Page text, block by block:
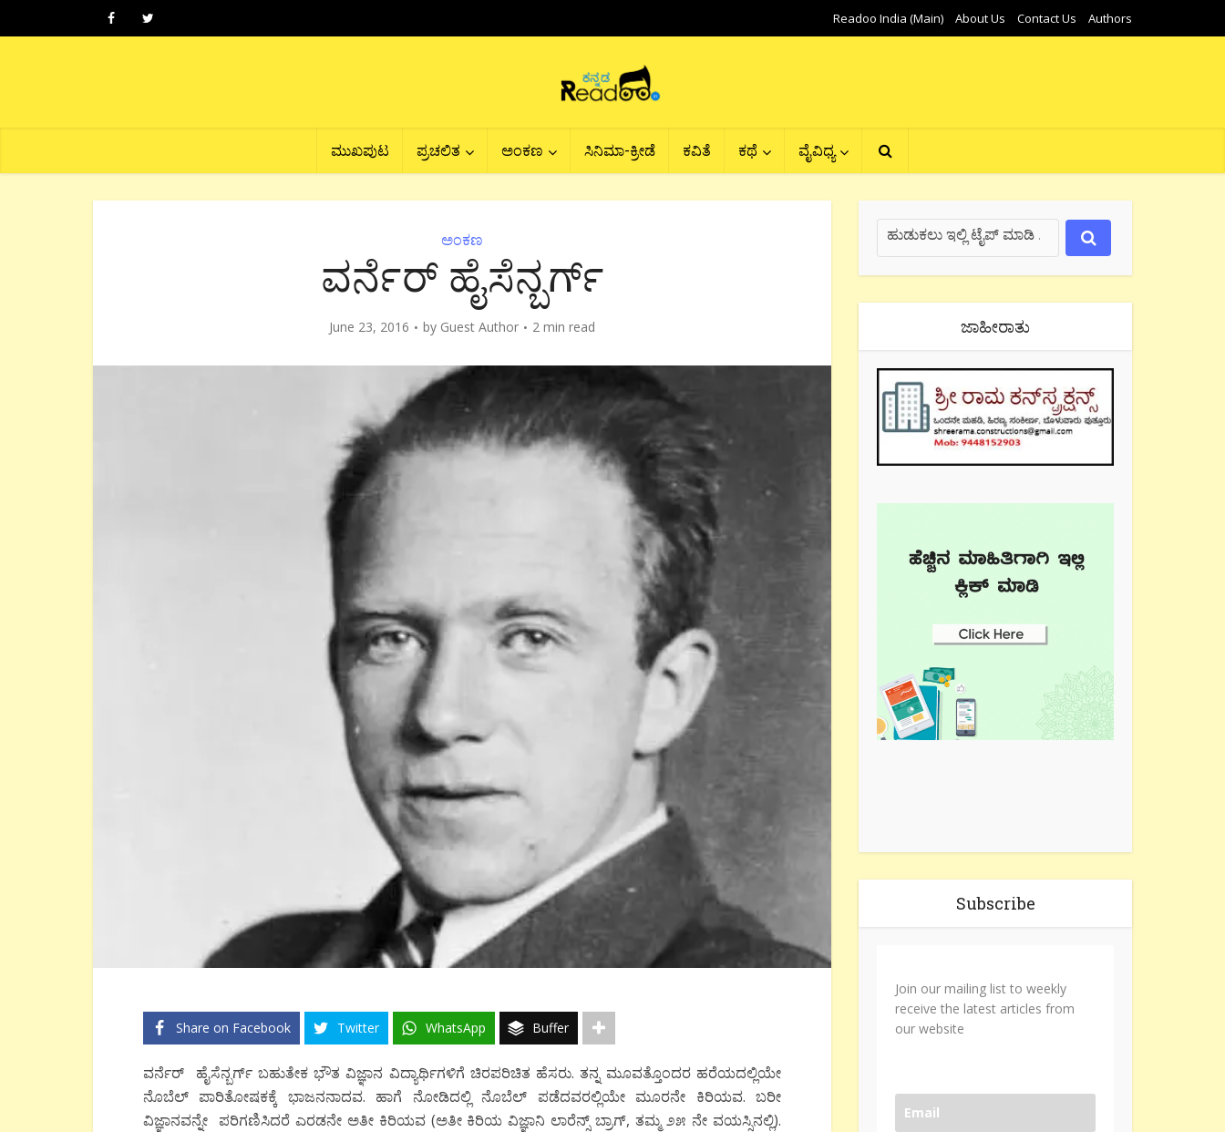
Readoo India (Main) About Us Contact Us Authors
ಮುಖಪುಟ ಪ್ರಚಲಿತ ಅಂಕಣ ಸಿನಿಮಾ-ಕ್ರೀಡೆ ಕವಿತೆ ಕಥೆ ವೈವಿಧ್ಯ
ಅಂಕಣ
ವರ್ನೆರ್ ಹೈಸೆನ್ಬರ್ಗ್
June 23, 2016 by Guest Author 2 min read
Share on Facebook Twitter WhatsApp Buffer
ವರ್ನೆರ್
ಹೈಸೆನ್ಬರ್ಗ್ ಬಹುತೇಕ ಭೌತ ವಿಜ್ಞಾನ ವಿದ್ಯಾರ್ಥಿಗಳಿಗೆ ಚಿರಪರಿಚಿತ ಹೆಸರು. ತನ್ನ ಮೂವತ್ತೊಂದರ ಹರೆಯದಲ್ಲಿಯೇ
ನೊಬೆಲ್ ಪಾರಿತೋಷಕಕ್ಕೆ ಭಾಜನನಾದವ. ಹಾಗೆ ನೋಡಿದಲ್ಲಿ ನೊಬೆಲ್ ಪಡೆದವರಲ್ಲಿಯೇ ಮೂರನೇ ಕಿರಿಯವ. ಬರೀ
ವಿಜ್ಞಾನವನ್ನೇ ಪರಿಗಣಿಸಿದರೆ ಎರಡನೇ ಅತೀ ಕಿರಿಯವ (ಅತೀ ಕಿರಿಯ ವಿಜ್ಞಾನಿ ಲಾರೆನ್ಸ್ ಬ್ರಾಗ್, ತಮ್ಮ ೨೫ ನೇ ವಯಸ್ಸಿನಲ್ಲಿ).
ಜಾಹೀರಾತು
Subscribe
Join our mailing list to weekly
receive the latest articles from
our website